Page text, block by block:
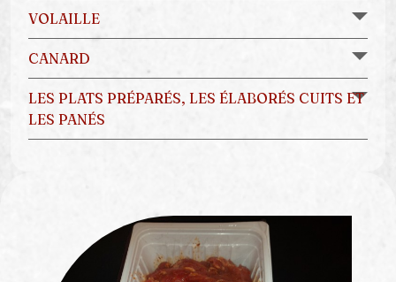
VOLAILLE
CANARD
LES PLATS PRÉPARÉS, LES ÉLABORÉS CUITS ET
LES PANÉS